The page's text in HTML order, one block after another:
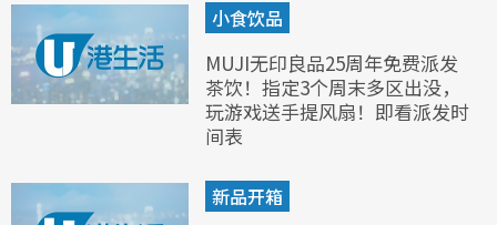
小食饮品
MUJI无印良品25周年免费派发
茶饮！指定3个周末多区出没，
玩游戏送手提风扇！即看派发时
间表
新品开箱